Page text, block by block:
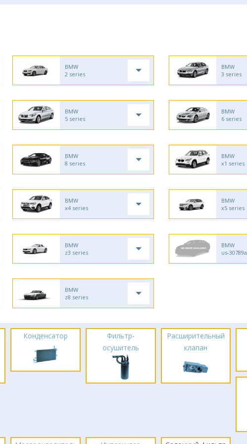
BMW
2 series
BMW
3 series
BMW
5 series
BMW
6 series
BMW
8 series
BMW
x1 series
BMW
x4 series
BMW
x5 series
BMW
z3 series
BMW
us-30789a
BMW
z8 series
Конденсатор
Фильтр-
осушитель
Расширительный
клапан